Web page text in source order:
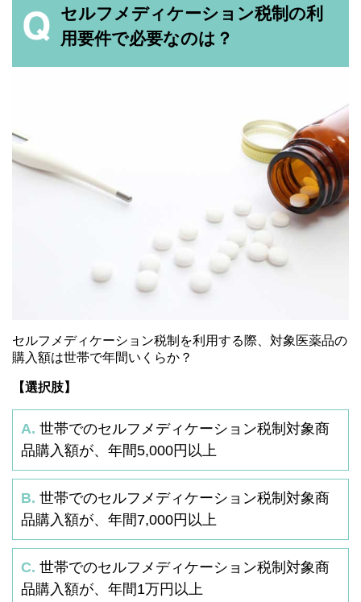
セルフメディケーション税制の利
用要件で必要なのは？
セルフメディケーション税制を利用する際、対象医薬品の
購入額は世帯で年間いくらか？
【選択肢】
A. 世帯でのセルフメディケーション税制対象商
品購入額が、年間5,000円以上
B. 世帯でのセルフメディケーション税制対象商
品購入額が、年間7,000円以上
C. 世帯でのセルフメディケーション税制対象商
品購入額が、年間1万円以上